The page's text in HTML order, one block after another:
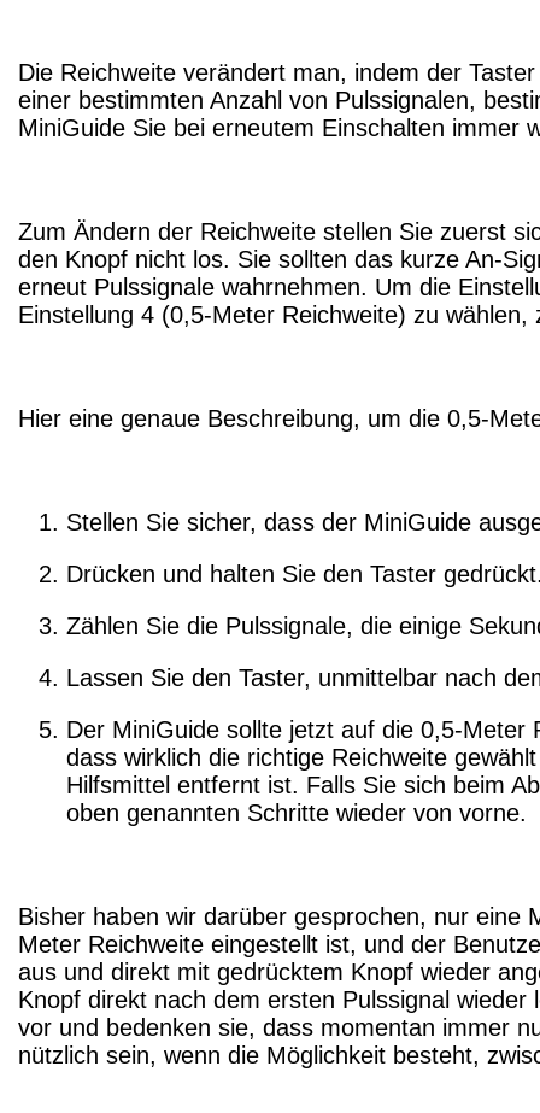
Die Reichweite verändert man, indem der
einer bestimmten Anzahl von Pulssignalen,
MiniGuide Sie bei erneutem Einschalten immer
Zum Ändern der Reichweite stellen Sie zuerst
den Knopf nicht los. Sie sollten das kurze An-
erneut Pulssignale wahrnehmen. Um die
Einstellung 4 (0,5-Meter Reichweite) zu
Hier eine genaue Beschreibung, um die 0,5-
Stellen Sie sicher, dass der MiniGuide
Drücken und halten Sie den Taster
Zählen Sie die Pulssignale, die einige
Lassen Sie den Taster, unmittelbar nach
Der MiniGuide sollte jetzt auf die 0,5-Meter
dass wirklich die richtige Reichweite
Hilfsmittel entfernt ist. Falls Sie sich beim
oben genannten Schritte wieder von vorne.
Bisher haben wir darüber gesprochen, nur eine
Meter Reichweite eingestellt ist, und der
aus und direkt mit gedrücktem Knopf wieder
Knopf direkt nach dem ersten Pulssignal
vor und bedenken sie, dass momentan immer
nützlich sein, wenn die Möglichkeit besteht,